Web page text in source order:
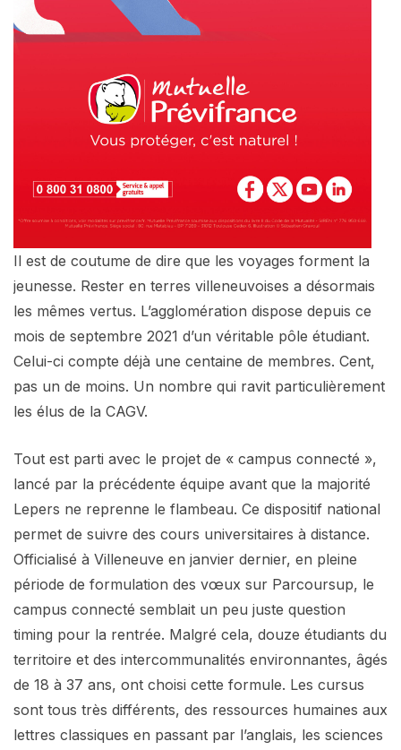
Il est de coutume de dire que les voyages forment la
jeunesse. Rester en terres villeneuvoises a désormais
les mêmes vertus. L’agglomération dispose depuis ce
mois de septembre 2021 d’un véritable pôle étudiant.
Celui-ci compte déjà une centaine de membres. Cent,
pas un de moins. Un nombre qui ravit particulièrement
les élus de la CAGV.
Tout est parti avec le projet de « campus connecté »,
lancé par la précédente équipe avant que la majorité
Lepers ne reprenne le flambeau. Ce dispositif national
permet de suivre des cours universitaires à distance.
Officialisé à Villeneuve en janvier dernier, en pleine
période de formulation des vœux sur Parcoursup, le
campus connecté semblait un peu juste question
timing pour la rentrée. Malgré cela, douze étudiants du
territoire et des intercommunalités environnantes, âgés
de 18 à 37 ans, ont choisi cette formule. Les cursus
sont tous très différents, des ressources humaines aux
lettres classiques en passant par l’anglais, les sciences